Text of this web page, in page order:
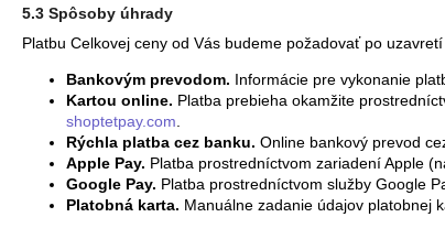
5.3 Spôsoby úhrady
Platbu Celkovej ceny od Vás budeme požadovať po
Bankovým prevodom. Informácie pre vykonanie
Kartou online. Platba prebieha okamžite
shoptetpay.com
Rýchla platba cez banku. Online bankový prevod
Apple Pay. Platba prostredníctvom zariadení Apple
Google Pay. Platba prostredníctvom služby Google
Platobná karta. Manuálne zadanie údajov platobnej